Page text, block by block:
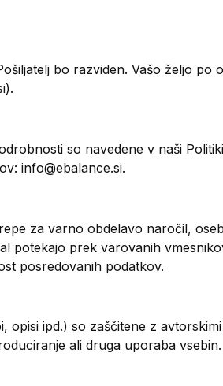
bo razviden. Vašo željo po
so navedene v naši
info@ebalance.si.
za varno obdelavo naročil,
potekajo prek varovanih
posredovanih podatkov.
ipd.) so zaščitene z
ali druga uporaba vsebin.